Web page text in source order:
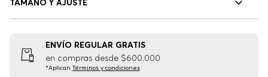
TAMAÑO Y AJUSTE
ENVÍO REGULAR GRATIS
en compras desde $600.000
*Aplican Términos y condiciones